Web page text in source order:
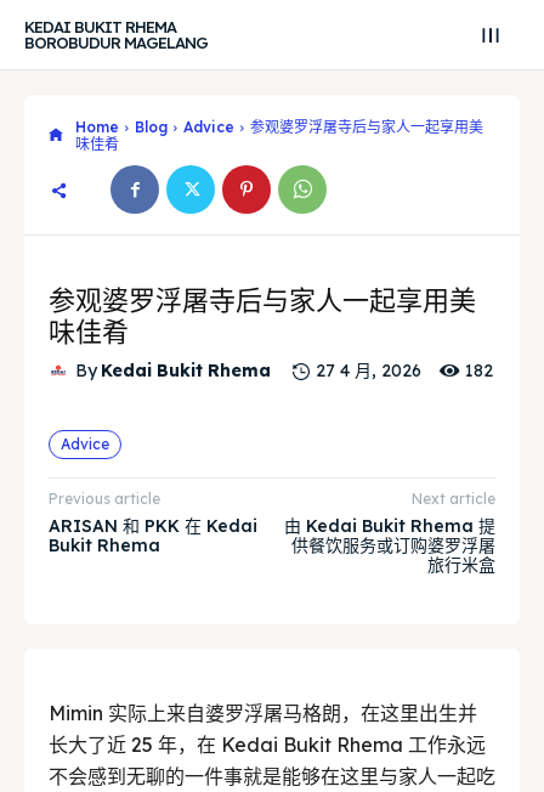
Explore our destinations
& Make a booking today
Ruang Meeting
Playground Anak
Explore our destinations
& Make a booking today
Ruang Meeting
Playground Anak
KEDAI BUKIT RHEMA
BOROBUDUR MAGELANG
Home Blog Advice
参观婆罗浮屠寺后与家人一起享用美
味佳肴
参观婆罗浮屠寺后与家人一起享用美
味佳肴
By Kedai Bukit Rhema 27 4 月, 2026 182
Advice
Previous article
ARISAN 和 PKK 在 Kedai
Bukit Rhema
Next article
由 Kedai Bukit Rhema 提
供餐饮服务或订购婆罗浮屠
旅行米盒
Mimin 实际上来自婆罗浮屠马格朗，在这里出生并
长大了近 25 年，在 Kedai Bukit Rhema 工作永远
不会感到无聊的一件事就是能够在这里与家人一起吃